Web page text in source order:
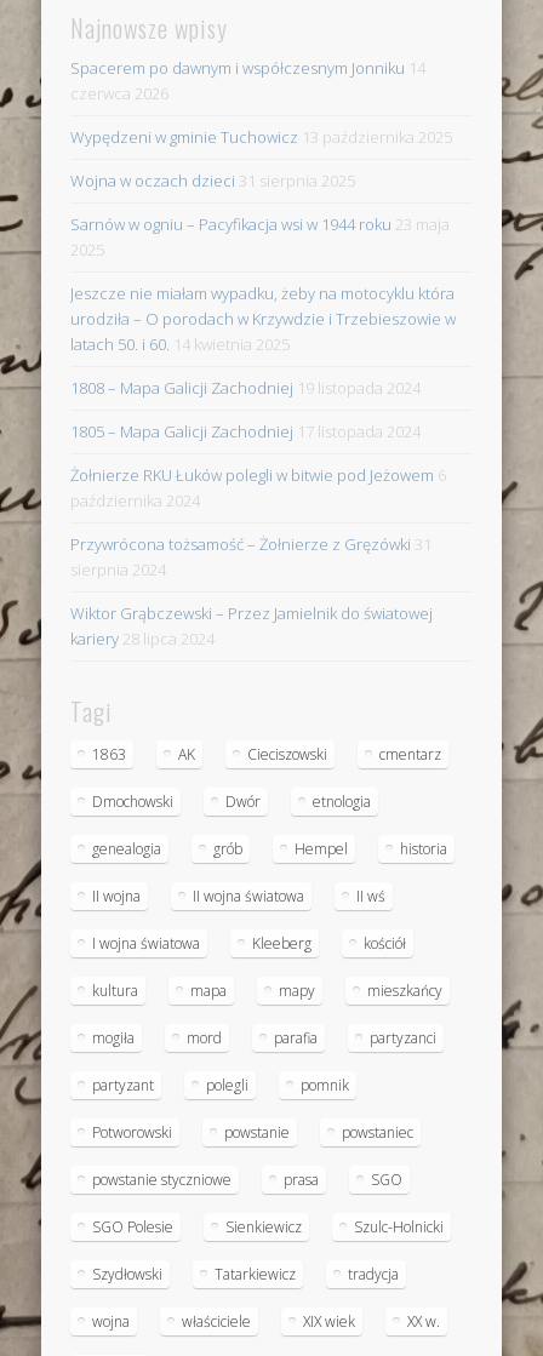
Najnowsze wpisy
Spacerem po dawnym i współczesnym Jonniku 14
czerwca 2026
Wypędzeni w gminie Tuchowicz 13 października 2025
Wojna w oczach dzieci 31 sierpnia 2025
Sarnów w ogniu – Pacyfikacja wsi w 1944 roku 23 maja
2025
Jeszcze nie miałam wypadku, żeby na motocyklu która
urodziła – O porodach w Krzywdzie i Trzebieszowie w
latach 50. i 60. 14 kwietnia 2025
1808 – Mapa Galicji Zachodniej 19 listopada 2024
1805 – Mapa Galicji Zachodniej 17 listopada 2024
Żołnierze RKU Łuków polegli w bitwie pod Jeżowem 6
października 2024
Przywrócona tożsamość – Żołnierze z Gręzówki 31
sierpnia 2024
Wiktor Grąbczewski – Przez Jamielnik do światowej
kariery 28 lipca 2024
Tagi
1863 AK Cieciszowski cmentarz
Dmochowski Dwór etnologia
genealogia grób Hempel historia
II wojna II wojna światowa II wś
I wojna światowa Kleeberg kościół
kultura mapa mapy mieszkańcy
mogiła mord parafia partyzanci
partyzant polegli pomnik
Potworowski powstanie powstaniec
powstanie styczniowe prasa SGO
SGO Polesie Sienkiewicz Szulc-Holnicki
Szydłowski Tatarkiewicz tradycja
wojna właściciele XIX wiek XX w.